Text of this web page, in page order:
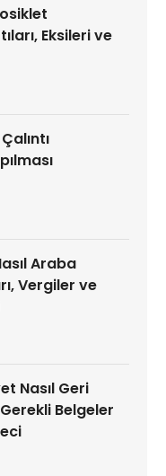
Eksileri ve
Araba
Vergiler ve
Nasıl Geri
Gerekli Belgeler